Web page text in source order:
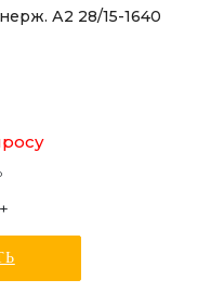
А2 28/15-1640
+